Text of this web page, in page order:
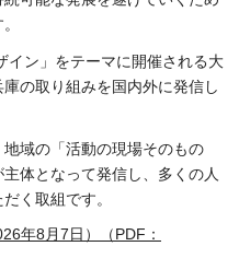
イン」をテーマに開催される大
の取り組みを国内外に発信し
域の「活動の現場そのもの
体となって発信し、多くの人
く取組です。
年8月7日）（PDF：